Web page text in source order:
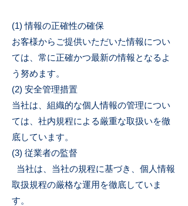
(1) 情報の正確性の確保
お客様からご提供いただいた情報につい
ては、常に正確かつ最新の情報となるよ
う努めます。
(2) 安全管理措置
当社は、組織的な個人情報の管理につい
ては、社内規程による厳重な取扱いを徹
底しています。
(3) 従業者の監督
当社は、当社の規程に基づき、個人情報
取扱規程の厳格な運用を徹底していま
す。